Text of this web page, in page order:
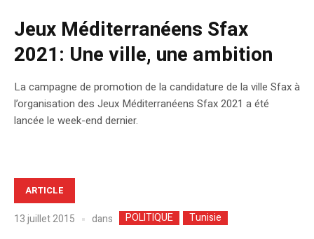
Jeux Méditerranéens Sfax
2021: Une ville, une ambition
La campagne de promotion de la candidature de la ville Sfax à
l’organisation des Jeux Méditerranéens Sfax 2021 a été
lancée le week-end dernier.
ARTICLE
13 juillet 2015 dans POLITIQUE Tunisie